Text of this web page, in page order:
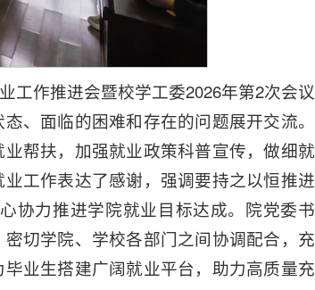
工作推进会暨校学工委2026年第2次会议
、面临的困难和存在的问题展开交流。
帮扶，加强就业政策科普宣传，做细就
工作表达了感谢，强调要持之以恒推进
协力推进学院就业目标达成。院党委书
切学院、学校各部门之间协调配合，充
业生搭建广阔就业平台，助力高质量充